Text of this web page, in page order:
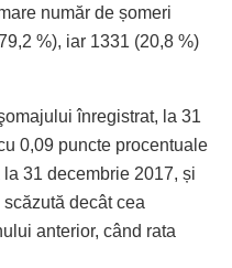
număr de șomeri
%), iar 1331 (20,8 %)
înregistrat, la 31
0,09 puncte procentuale
31 decembrie 2017, și
decât cea
anterior, când rata